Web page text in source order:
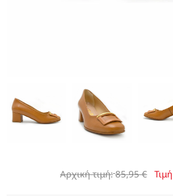
Αρχική τιμή: 85,95 €